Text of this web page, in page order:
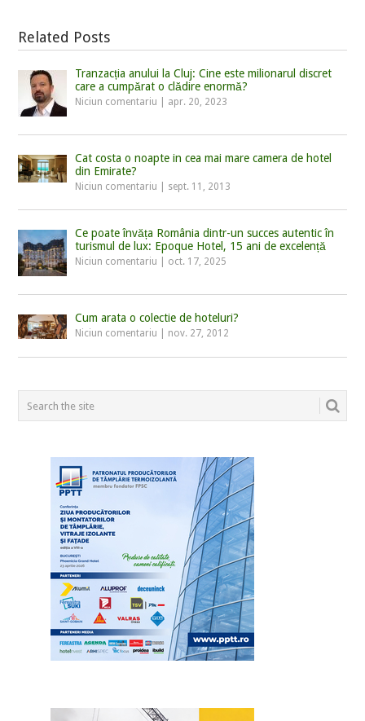
Related Posts
Tranzacția anului la Cluj: Cine este milionarul discret
care a cumpărat o clădire enormă?
Niciun comentariu apr. 20, 2023
Cat costa o noapte in cea mai mare camera de hotel
din Emirate?
Niciun comentariu sept. 11, 2013
Ce poate învăța România dintr-un succes autentic în
turismul de lux: Epoque Hotel, 15 ani de excelență
Niciun comentariu oct. 17, 2025
Cum arata o colectie de hoteluri?
Niciun comentariu nov. 27, 2012